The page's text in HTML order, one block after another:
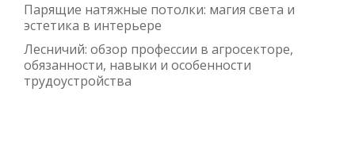
Парящие натяжные потолки: магия света и
эстетика в интерьере
Лесничий: обзор профессии в агросекторе,
обязанности, навыки и особенности
трудоустройства